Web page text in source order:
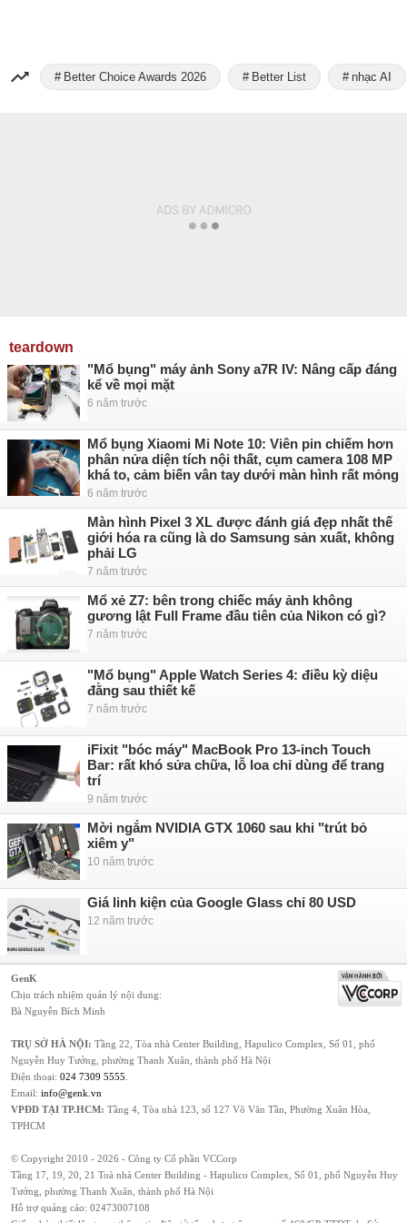
Better Choice Awards 2026 Better List nhạc AI
teardown
"Mổ bụng" máy ảnh Sony a7R IV: Nâng cấp đáng
kể về mọi mặt
6 năm trước
Mổ bụng Xiaomi Mi Note 10: Viên pin chiếm hơn
phân nửa diện tích nội thất, cụm camera 108 MP
khá to, cảm biến vân tay dưới màn hình rất mỏng
6 năm trước
Màn hình Pixel 3 XL được đánh giá đẹp nhất thế
giới hóa ra cũng là do Samsung sản xuất, không
phải LG
7 năm trước
Mổ xẻ Z7: bên trong chiếc máy ảnh không
gương lật Full Frame đầu tiên của Nikon có gì?
7 năm trước
"Mổ bụng" Apple Watch Series 4: điều kỳ diệu
đằng sau thiết kế
7 năm trước
iFixit "bóc máy" MacBook Pro 13-inch Touch
Bar: rất khó sửa chữa, lỗ loa chỉ dùng để trang
trí
9 năm trước
Mời ngắm NVIDIA GTX 1060 sau khi "trút bỏ
xiêm y"
10 năm trước
Giá linh kiện của Google Glass chỉ 80 USD
12 năm trước
GenK
Chịu trách nhiệm quản lý nội dung:
Bà Nguyễn Bích Minh
TRỤ SỞ HÀ NỘI: Tầng 22, Tòa nhà Center Building, Hapulico Complex, Số 01, phố
Nguyễn Huy Tưởng, phường Thanh Xuân, thành phố Hà Nội
Điện thoại: 024 7309 5555
Email: info@genk.vn
VPĐD TẠI TP.HCM: Tầng 4, Tòa nhà 123, số 127 Võ Văn Tần, Phường Xuân Hòa,
TPHCM
© Copyright 2010 - 2026 - Công ty Cổ phần VCCorp
Tầng 17, 19, 20, 21 Toà nhà Center Building - Hapulico Complex, Số 01, phố Nguyễn Huy
Tưởng, phường Thanh Xuân, thành phố Hà Nội
Hỗ trợ quảng cáo: 02473007108